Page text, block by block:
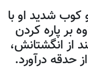
شدید او با
بر پاره کردن
از انگشتانش،
حدقه درآورد.